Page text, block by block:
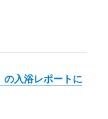
入浴レポートに